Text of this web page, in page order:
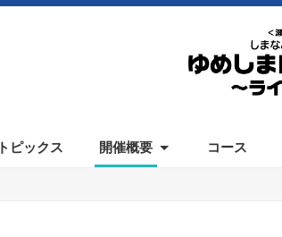
トピックス 開催概要 コース